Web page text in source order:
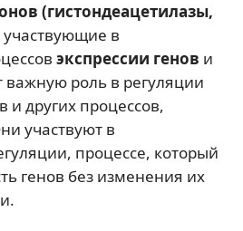
(гистондеацетилазы,
в
экспрессии генов и
важную роль в регуляции
и других процессов,
участвуют в
процессе, который
генов без изменения их